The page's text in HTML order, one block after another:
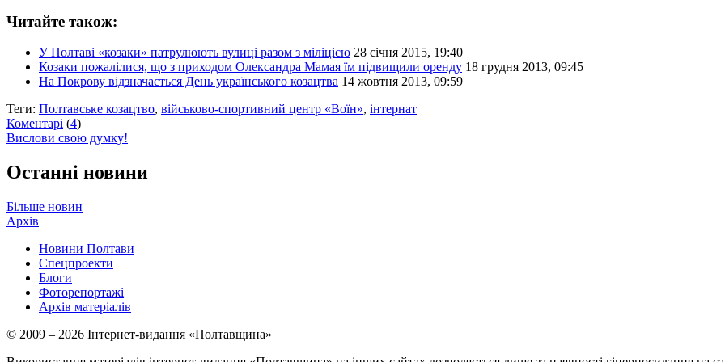
Читайте також:
У Полтаві «козаки» патрулюють вулиці разом з міліцією 28 січня 2015, 19:40
Козаки пожалілися, що з приходом Олександра Мамая їм підвищили оренду 18 грудня 2013, 09:45
На Покрову відзначається День українського козацтва 14 жовтня 2013, 09:59
Теги: Полтавське козацтво, військово-спортивний центр «Воїн», інтернат
Коментарі (4)
Вислови свою думку!
Останні новини
Більше новин
Архів
Новини Полтави
Спецпроекти
Блоги
Фоторепортажі
Архів матеріалів
© 2009 – 2026 Інтернет-видання «Полтавщина»